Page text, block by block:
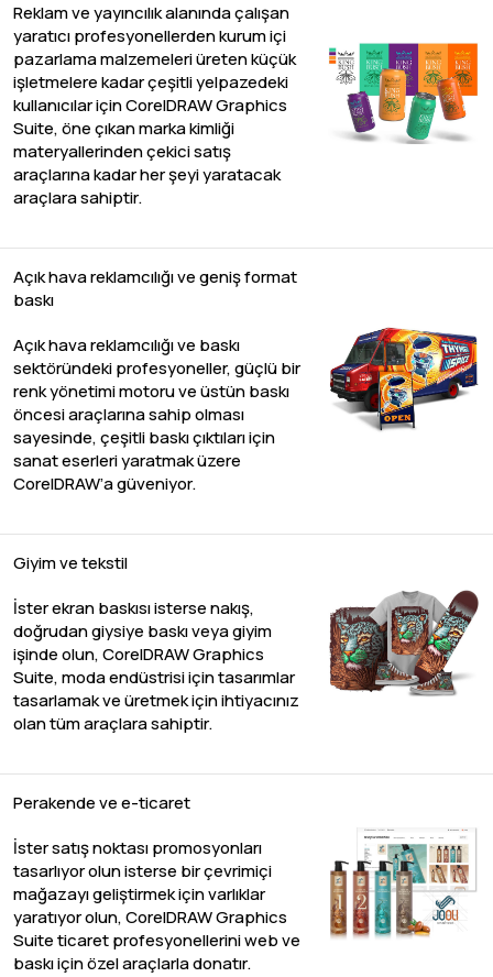
Reklam ve yayıncılık alanında çalışan
yaratıcı profesyonellerden kurum içi
pazarlama malzemeleri üreten küçük
işletmelere kadar çeşitli yelpazedeki
kullanıcılar için CorelDRAW Graphics
Suite, öne çıkan marka kimliği
materyallerinden çekici satış
araçlarına kadar her şeyi yaratacak
araçlara sahiptir.
Açık hava reklamcılığı ve geniş format
baskı
Açık hava reklamcılığı ve baskı
sektöründeki profesyoneller, güçlü bir
renk yönetimi motoru ve üstün baskı
öncesi araçlarına sahip olması
sayesinde, çeşitli baskı çıktıları için
sanat eserleri yaratmak üzere
CorelDRAW’a güveniyor.
Giyim ve tekstil
İster ekran baskısı isterse nakış,
doğrudan giysiye baskı veya giyim
işinde olun, CorelDRAW Graphics
Suite, moda endüstrisi için tasarımlar
tasarlamak ve üretmek için ihtiyacınız
olan tüm araçlara sahiptir.
Perakende ve e-ticaret
İster satış noktası promosyonları
tasarlıyor olun isterse bir çevrimiçi
mağazayı geliştirmek için varlıklar
yaratıyor olun, CorelDRAW Graphics
Suite ticaret profesyonellerini web ve
baskı için özel araçlarla donatır.